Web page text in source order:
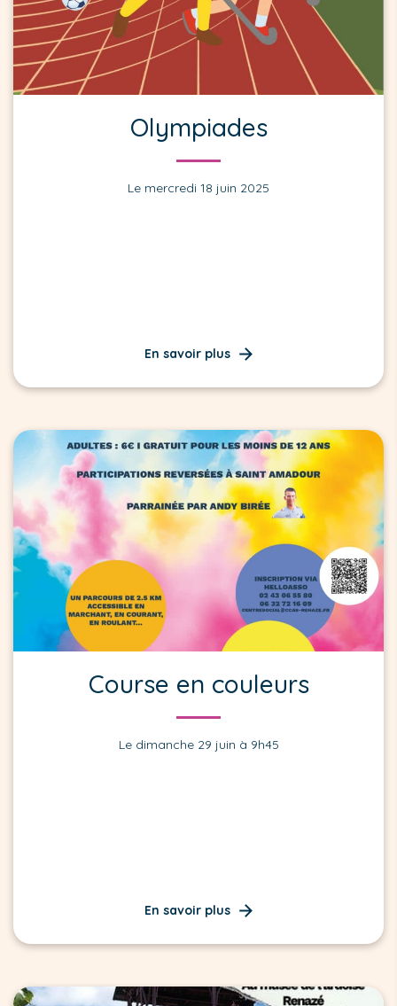
Olympiades
Le mercredi 18 juin 2025
En savoir plus
Course en couleurs
Le dimanche 29 juin à 9h45
En savoir plus